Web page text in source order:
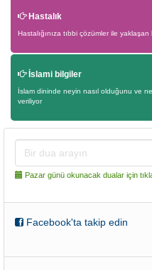
Hastalık
Hastalığınıza tıbbi çözümler ile
İslami bilgiler
İslam dininde neyin nasıl olduğunu ve
veriliyor
Pazar günü okunacak dualar için
Facebook'ta takip edin